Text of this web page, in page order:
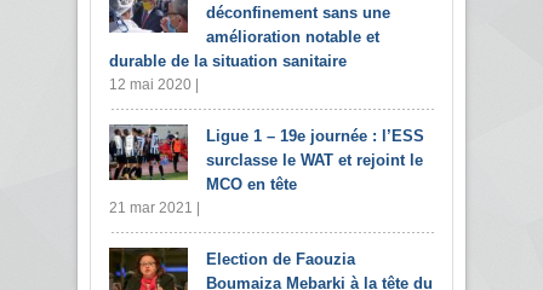
déconfinement sans une
amélioration notable et
durable de la situation sanitaire
12 mai 2020 |
Ligue 1 – 19e journée : l’ESS
surclasse le WAT et rejoint le
MCO en tête
21 mar 2021 |
Election de Faouzia
Boumaiza Mebarki à la tête du